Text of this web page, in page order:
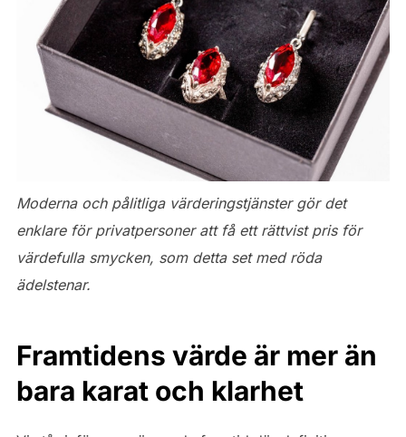
Moderna och pålitliga värderingstjänster gör det
enklare för privatpersoner att få ett rättvist pris för
värdefulla smycken, som detta set med röda
ädelstenar.
Framtidens värde är mer än
bara karat och klarhet